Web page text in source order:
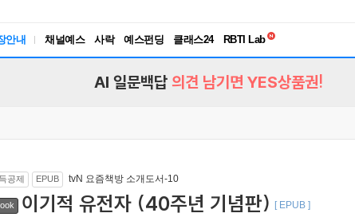
안내 채널예스 사락 예스펀딩 클래스24
독서유형검사
AI 일문백답 의견 남기면 YES상품권!
공제 EPUB tvN 요즘책방 소개도서-10
이기적 유전자 (40주년 기념판) [ EPUB ]